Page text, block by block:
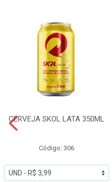
CERVEJA SKOL LATA 350ML
Código: 306